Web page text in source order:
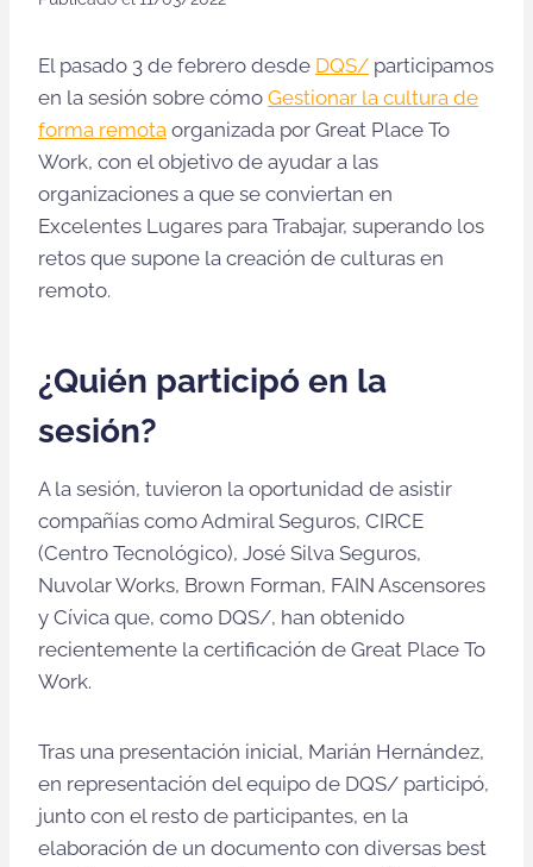
El pasado 3 de febrero desde DQS/ participamos
en la sesión sobre cómo Gestionar la cultura de
forma remota organizada por Great Place To
Work, con el objetivo de ayudar a las
organizaciones a que se conviertan en
Excelentes Lugares para Trabajar, superando los
retos que supone la creación de culturas en
remoto.
¿Quién participó en la
sesión?
A la sesión, tuvieron la oportunidad de asistir
compañías como Admiral Seguros, CIRCE
(Centro Tecnológico), José Silva Seguros,
Nuvolar Works, Brown Forman, FAIN Ascensores
y Cívica que, como DQS/, han obtenido
recientemente la certificación de Great Place To
Work.
Tras una presentación inicial, Marián Hernández,
en representación del equipo de DQS/ participó,
junto con el resto de participantes, en la
elaboración de un documento con diversas best